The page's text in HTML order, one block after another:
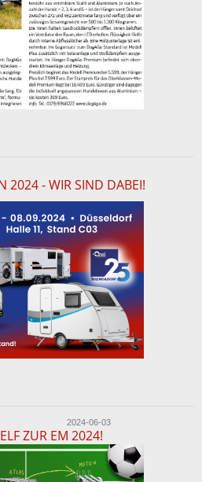
2024 - WIR SIND DABEI!
2024-06-03
ZUR EM 2024!